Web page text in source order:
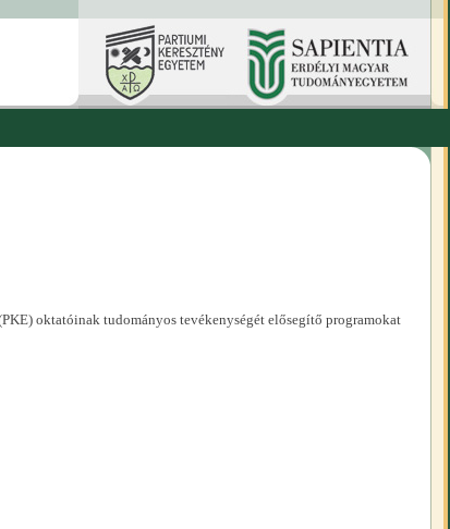
oktatóinak tudományos tevékenységét elősegítő programokat